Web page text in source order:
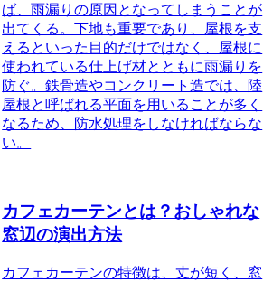
ば、雨漏りの原因となってしまうことが
出てくる。下地も重要であり、屋根を支
えるといった目的だけではなく、屋根に
使われている仕上げ材とともに雨漏りを
防ぐ。鉄骨造やコンクリート造では、陸
屋根と呼ばれる平面を用いることが多く
なるため、防水処理をしなければならな
い。
カフェカーテンとは？おしゃれな
窓辺の演出方法
カフェカーテンの特徴は、丈が短く、窓